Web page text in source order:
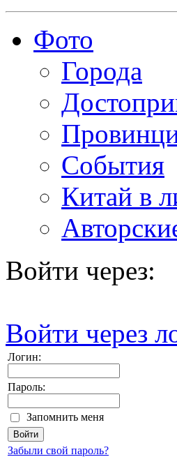
Фото
Города
События
Китай в
Войти через:
Войти через
Логин:
Пароль:
Запомнить меня
Забыли свой пароль?